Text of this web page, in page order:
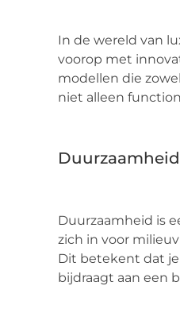
In de wereld van
voorop met
modellen die
niet alleen
Duurzaamheid is
zich in voor
Dit betekent dat
bijdraagt aan een